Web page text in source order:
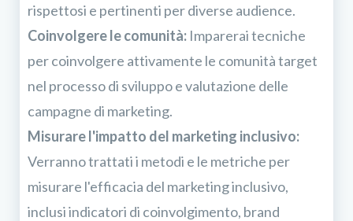
rispettosi e pertinenti per diverse audience.
Coinvolgere le comunità: Imparerai tecniche
per coinvolgere attivamente le comunità target
nel processo di sviluppo e valutazione delle
campagne di marketing.
Misurare l'impatto del marketing inclusivo:
Verranno trattati i metodi e le metriche per
misurare l'efficacia del marketing inclusivo,
inclusi indicatori di coinvolgimento, brand